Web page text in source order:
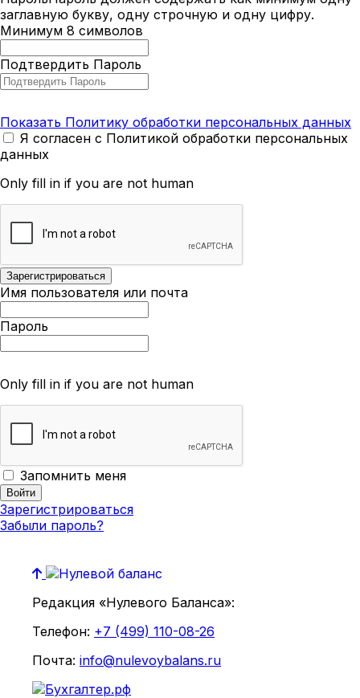
заглавную букву, одну строчную и одну цифру.
Минимум 8 символов
Подтвердить Пароль
Показать Политику обработки персональных данных
Я согласен с Политикой обработки персональных
данных
Only fill in if you are not human
Имя пользователя или почта
Пароль
Only fill in if you are not human
Запомнить меня
Зарегистрироваться
Забыли пароль?
Редакция «Нулевого Баланса»:
Телефон: +7 (499) 110-08-26
Почта: info@nulevoybalans.ru